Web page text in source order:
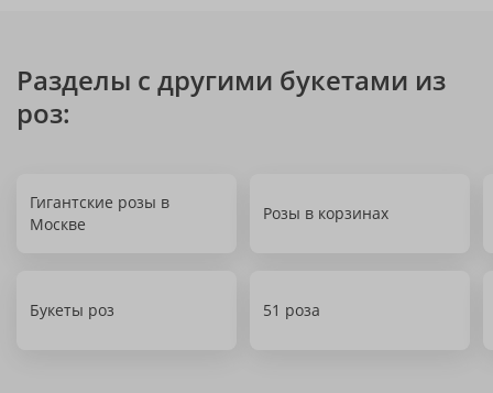
Разделы с другими букетами из
роз:
Гигантские розы в
Москве
Розы в корзинах
Букеты роз 51 роза